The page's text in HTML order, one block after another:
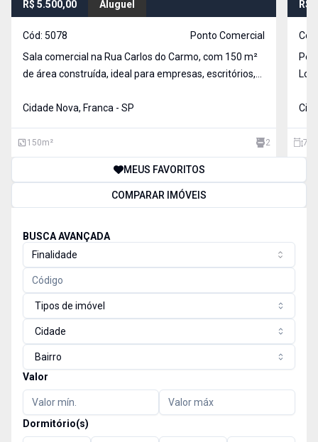
R$ 5.500,00 Aluguel
Cód: 5078
Ponto Comercial
Sala comercial na Rua Carlos do Carmo, com 150 m²
de área construída, ideal para empresas, escritórios,
buscam um espaço moderno e funcional. O imóvel
Cidade Nova, Franca - SP
150m² 2
R$
70
MEUS FAVORITOS
COMPARAR IMÓVEIS
BUSCA AVANÇADA
Finalidade
Tipos de imóvel
Cidade
Bairro
Valor
Dormitório(s)